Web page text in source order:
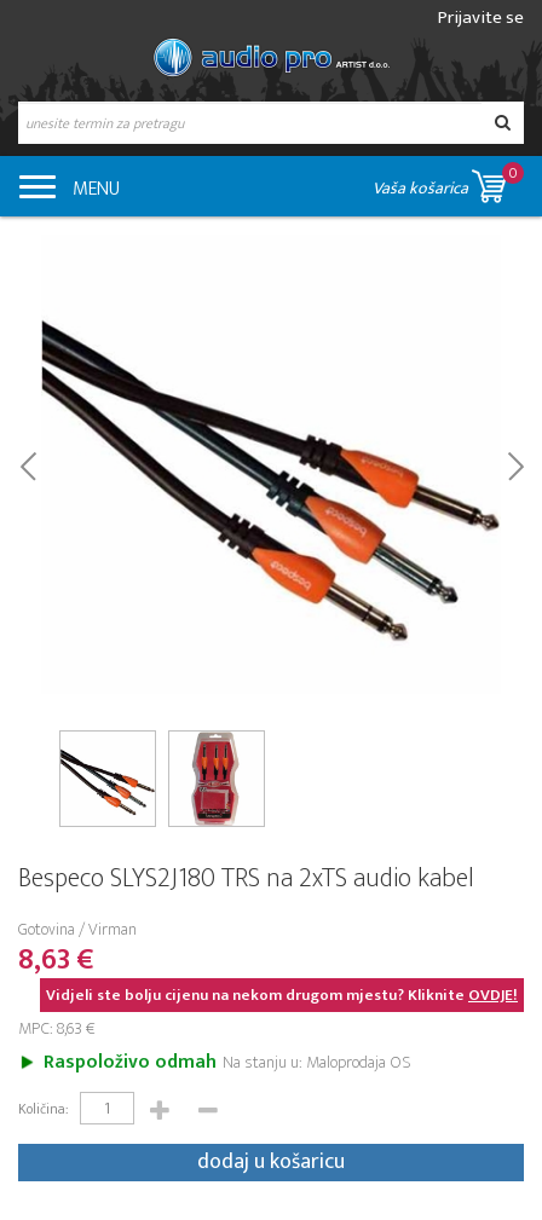
Prijavite se
MENU Vaša košarica
0
Bespeco SLYS2J180 TRS na 2xTS audio kabel
Gotovina / Virman
8,63 €
Vidjeli ste bolju cijenu na nekom drugom mjestu? KlikniteOVDJE!
MPC: 8,63 €
Raspoloživo odmah Na stanju u: Maloprodaja OS
Količina:
dodaj u košaricu